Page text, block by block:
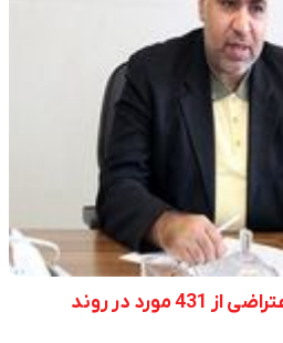
قابلیت بررسی 345 رکورد اعتراضی از 431 مورد در روند